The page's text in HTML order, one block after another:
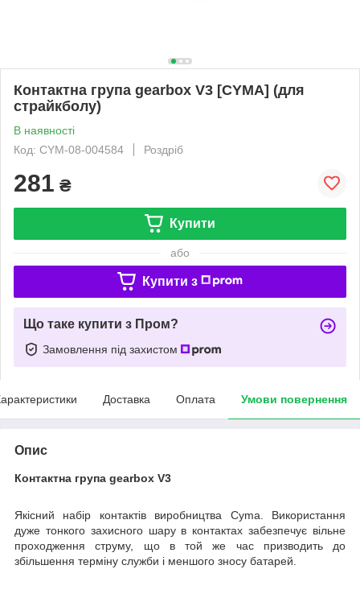
Контактна група gearbox V3 [CYMA] (для
страйкболу)
В наявності
Код: CYM-08-004584
Роздріб
281 ₴
Купити
або
Купити з
Що таке купити з Пром?
Замовлення під захистом
Доставка Оплата Умови повернення
Опис
Контактна група gearbox V3
Якісний набір контактів виробництва Cyma. Використання
дуже тонкого захисного шару в контактах забезпечує вільне
проходження струму, що в той же час призводить до
збільшення терміну служби і меншого зносу батарей.